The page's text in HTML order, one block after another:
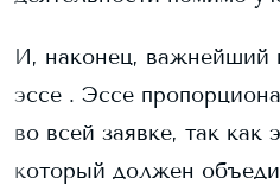
И, наконец, важнейший
эссе . Эссе
во всей заявке, так как
который должен